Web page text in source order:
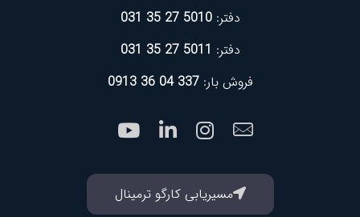
دفتر:5010 27 35 031
دفتر: 5011 27 35 031
فروش بار:337 04 36 0913
مسیریابی کارگو ترمینال